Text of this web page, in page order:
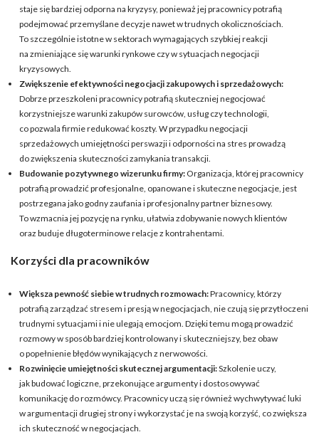
staje się bardziej odporna na kryzysy, ponieważ jej pracownicy potrafią
podejmować przemyślane decyzje nawet w trudnych okolicznościach.
To szczególnie istotne w sektorach wymagających szybkiej reakcji
na zmieniające się warunki rynkowe czy w sytuacjach negocjacji
kryzysowych.
Zwiększenie efektywności negocjacji zakupowych i sprzedażowych:
Dobrze przeszkoleni pracownicy potrafią skuteczniej negocjować
korzystniejsze warunki zakupów surowców, usług czy technologii,
co pozwala firmie redukować koszty. W przypadku negocjacji
sprzedażowych umiejętności perswazji i odporności na stres prowadzą
do zwiększenia skuteczności zamykania transakcji.
Budowanie pozytywnego wizerunku firmy: Organizacja, której pracownicy
potrafią prowadzić profesjonalne, opanowane i skuteczne negocjacje, jest
postrzegana jako godny zaufania i profesjonalny partner biznesowy.
To wzmacnia jej pozycję na rynku, ułatwia zdobywanie nowych klientów
oraz buduje długoterminowe relacje z kontrahentami.
Korzyści dla pracowników
Większa pewność siebie w trudnych rozmowach:Pracownicy, którzy
potrafią zarządzać stresem i presją w negocjacjach, nie czują się przytłoczeni
trudnymi sytuacjami i nie ulegają emocjom. Dzięki temu mogą prowadzić
rozmowy w sposób bardziej kontrolowany i skuteczniejszy, bez obaw
o popełnienie błędów wynikających z nerwowości.
Rozwinięcie umiejętności skutecznej argumentacji:Szkolenie uczy,
jak budować logiczne, przekonujące argumenty i dostosowywać
komunikację do rozmówcy. Pracownicy uczą się również wychwytywać luki
w argumentacji drugiej strony i wykorzystać je na swoją korzyść, co zwiększa
ich skuteczność w negocjacjach.